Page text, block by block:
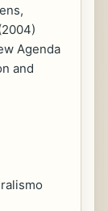
Agenda
and